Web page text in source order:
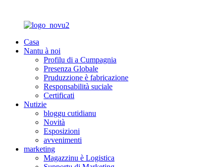
Casa
Nantu à noi
Profilu di a Cumpagnia
Presenza Globale
Pruduzzione è fabricazione
Responsabilità suciale
Certificati
Nutizie
bloggu cutidianu
Novità
Esposizioni
avvenimenti
marketing
Magazzinu è Logistica